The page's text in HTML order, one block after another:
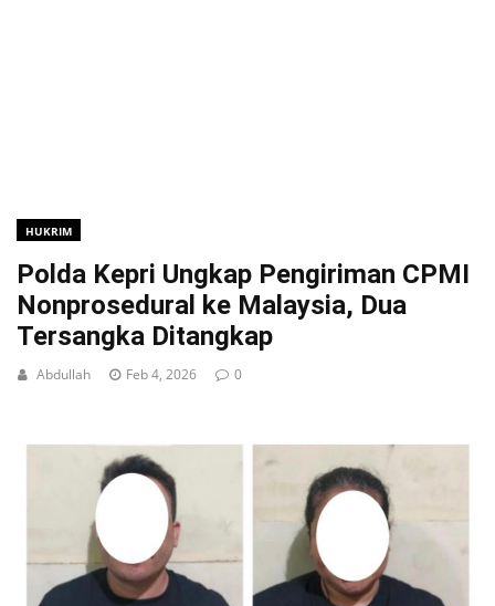
HUKRIM
Polda Kepri Ungkap Pengiriman CPMI
Nonprosedural ke Malaysia, Dua
Tersangka Ditangkap
Abdullah Feb 4, 2026 0